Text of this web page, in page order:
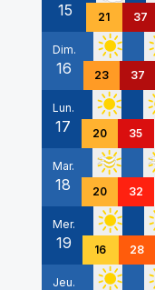
15 21 37
Dim.
16 23 37
Lun.
17 20 35
Mar.
18 20 32
Mer.
19 16 28
Jeu.